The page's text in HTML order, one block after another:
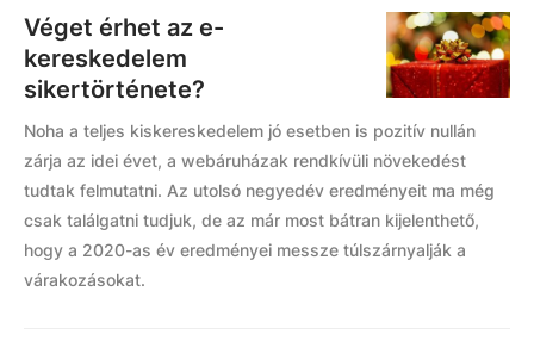
Véget érhet az e-
kereskedelem
sikertörténete?
Noha a teljes kiskereskedelem jó esetben is pozitív nullán
zárja az idei évet, a webáruházak rendkívüli növekedést
tudtak felmutatni. Az utolsó negyedév eredményeit ma még
csak találgatni tudjuk, de az már most bátran kijelenthető,
hogy a 2020-as év eredményei messze túlszárnyalják a
várakozásokat.